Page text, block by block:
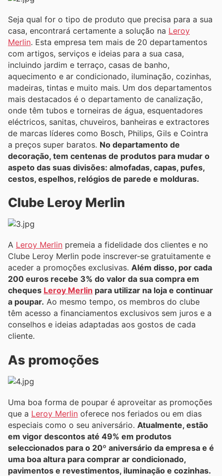
Seja qual for o tipo de produto que precisa para a sua
casa, encontrará certamente a solução na Leroy
Merlin. Esta empresa tem mais de 20 departamentos
com artigos, serviços e ideias para a sua casa,
incluindo jardim e terraço, casas de banho,
aquecimento e ar condicionado, iluminação, cozinhas,
madeiras, tintas e muito mais. Um dos departamentos
mais destacados é o departamento de canalização,
onde têm tubos e torneiras de água, esquentadores
eléctricos, sanitas, chuveiros, banheiras e extractores
de marcas líderes como Bosch, Philips, Gils e Cointra
a preços super baratos. No departamento de
decoração, tem centenas de produtos para mudar o
aspeto das suas divisões: almofadas, capas, pufes,
cestos, espelhos, relógios de parede e molduras.
Clube Leroy Merlin
A Leroy Merlin premeia a fidelidade dos clientes e no
Clube Leroy Merlin pode inscrever-se gratuitamente e
aceder a promoções exclusivas. Além disso, por cada
200 euros recebe 3% do valor da sua compra em
cheques Leroy Merlin para utilizar na loja e continuar
a poupar. Ao mesmo tempo, os membros do clube
têm acesso a financiamentos exclusivos sem juros e a
conselhos e ideias adaptadas aos gostos de cada
cliente.
As promoções
Uma boa forma de poupar é aproveitar as promoções
que a Leroy Merlin oferece nos feriados ou em dias
especiais como o seu aniversário. Atualmente, estão
em vigor descontos até 49% em produtos
seleccionados para o 20º aniversário da empresa e é
uma boa altura para comprar ar condicionado,
pavimentos e revestimentos, iluminação e cozinhas.